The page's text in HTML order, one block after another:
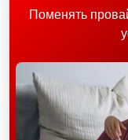
Поменять